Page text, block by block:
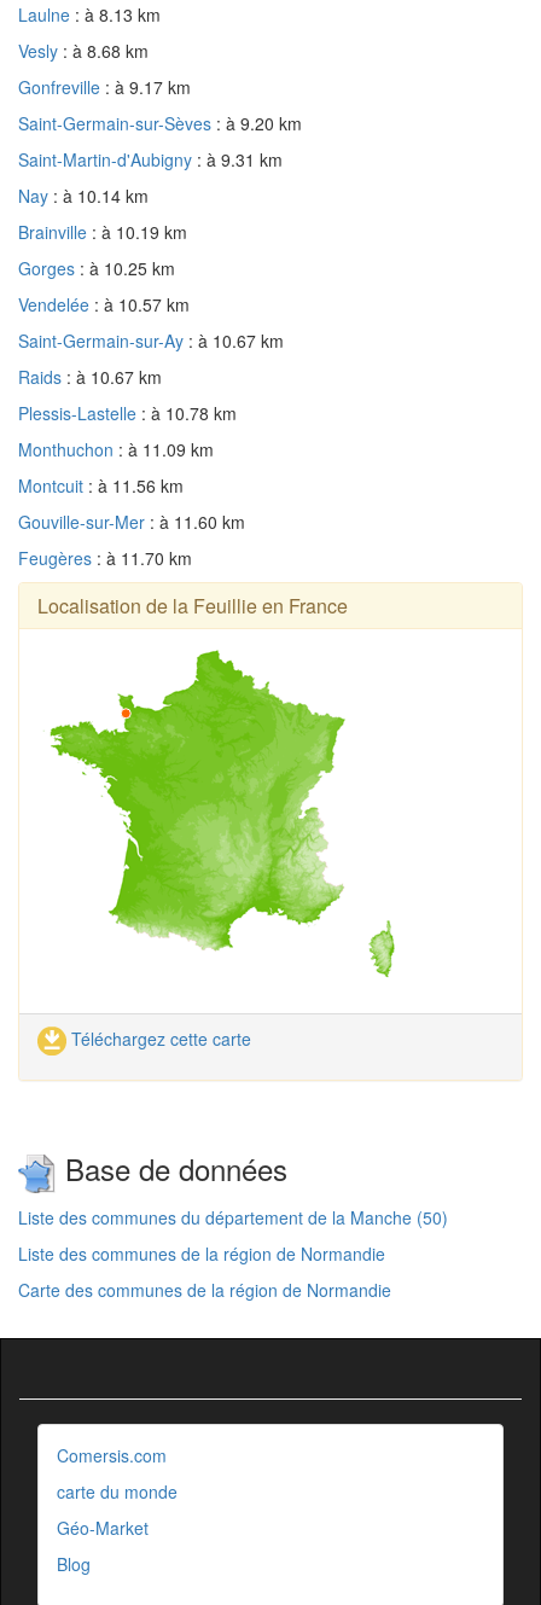
Laulne : à 8.13 km
Vesly : à 8.68 km
Gonfreville : à 9.17 km
Saint-Germain-sur-Sèves : à 9.20 km
Saint-Martin-d'Aubigny : à 9.31 km
Nay : à 10.14 km
Brainville : à 10.19 km
Gorges : à 10.25 km
Vendelée : à 10.57 km
Saint-Germain-sur-Ay : à 10.67 km
Raids : à 10.67 km
Plessis-Lastelle : à 10.78 km
Monthuchon : à 11.09 km
Montcuit : à 11.56 km
Gouville-sur-Mer : à 11.60 km
Feugères : à 11.70 km
Localisation de la Feuillie en France
Téléchargez cette carte
Base de données
Liste des communes du département de la Manche (50)
Liste des communes de la région de Normandie
Carte des communes de la région de Normandie
Comersis.com
carte du monde
Géo-Market
Blog